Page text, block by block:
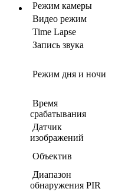
Режим камеры
Видео режим
Time Lapse
Запись звука
Режим дня и ночи
Время
срабатывания
Датчик
изображений
Объектив
Диапазон
обнаружения PIR